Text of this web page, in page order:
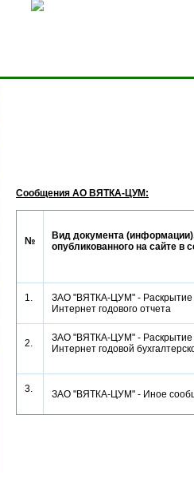
Сообщения АО ВЯТКА-ЦУМ:
№
Вид документа
опубликованного на сайте в
1.
ЗАО "ВЯТКА-ЦУМ" - Раскрытие
Интернет годового отчета
2.
ЗАО "ВЯТКА-ЦУМ" - Раскрытие
Интернет годовой
3. ЗАО "ВЯТКА-ЦУМ" - Иное